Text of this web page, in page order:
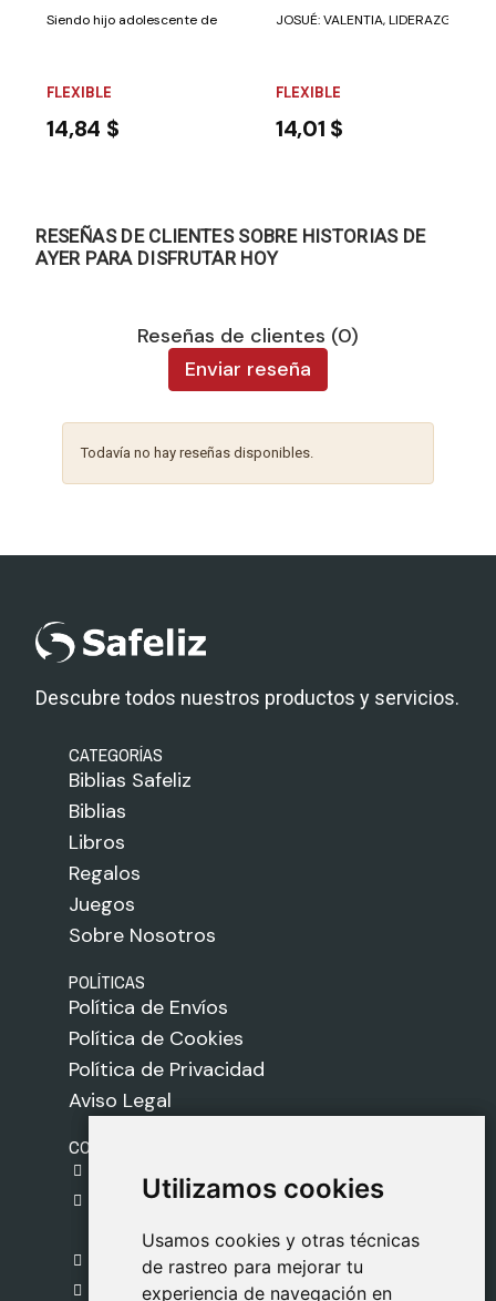
Utilizamos cookies
Usamos cookies y otras técnicas
de rastreo para mejorar tu
experiencia de navegación en
Utilizamos cookies
Usamos cookies y otras técnicas
de rastreo para mejorar tu
experiencia de navegación en
Siendo hijo adolescente de un padre millonario y una madre en el
FLEXIBLE
14,84 $
JOSUÉ: VALENTIA, LIDERAZGO,
FLEXIBLE
14,01 $
RESEÑAS DE CLIENTES SOBRE HISTORIAS DE
AYER PARA DISFRUTAR HOY
Reseñas de clientes (0)
Enviar reseña
Todavía no hay reseñas disponibles.
Descubre todos nuestros productos y servicios.
CATEGORÍAS
Biblias Safeliz
Biblias
Libros
Regalos
Juegos
Sobre Nosotros
POLÍTICAS
Política de Envíos
Política de Cookies
Política de Privacidad
Aviso Legal
CONTACTO
C. del Pradillo, 6, 28770 Colmenar Viejo,
Madrid
918 459 877
Lunes a Viernes